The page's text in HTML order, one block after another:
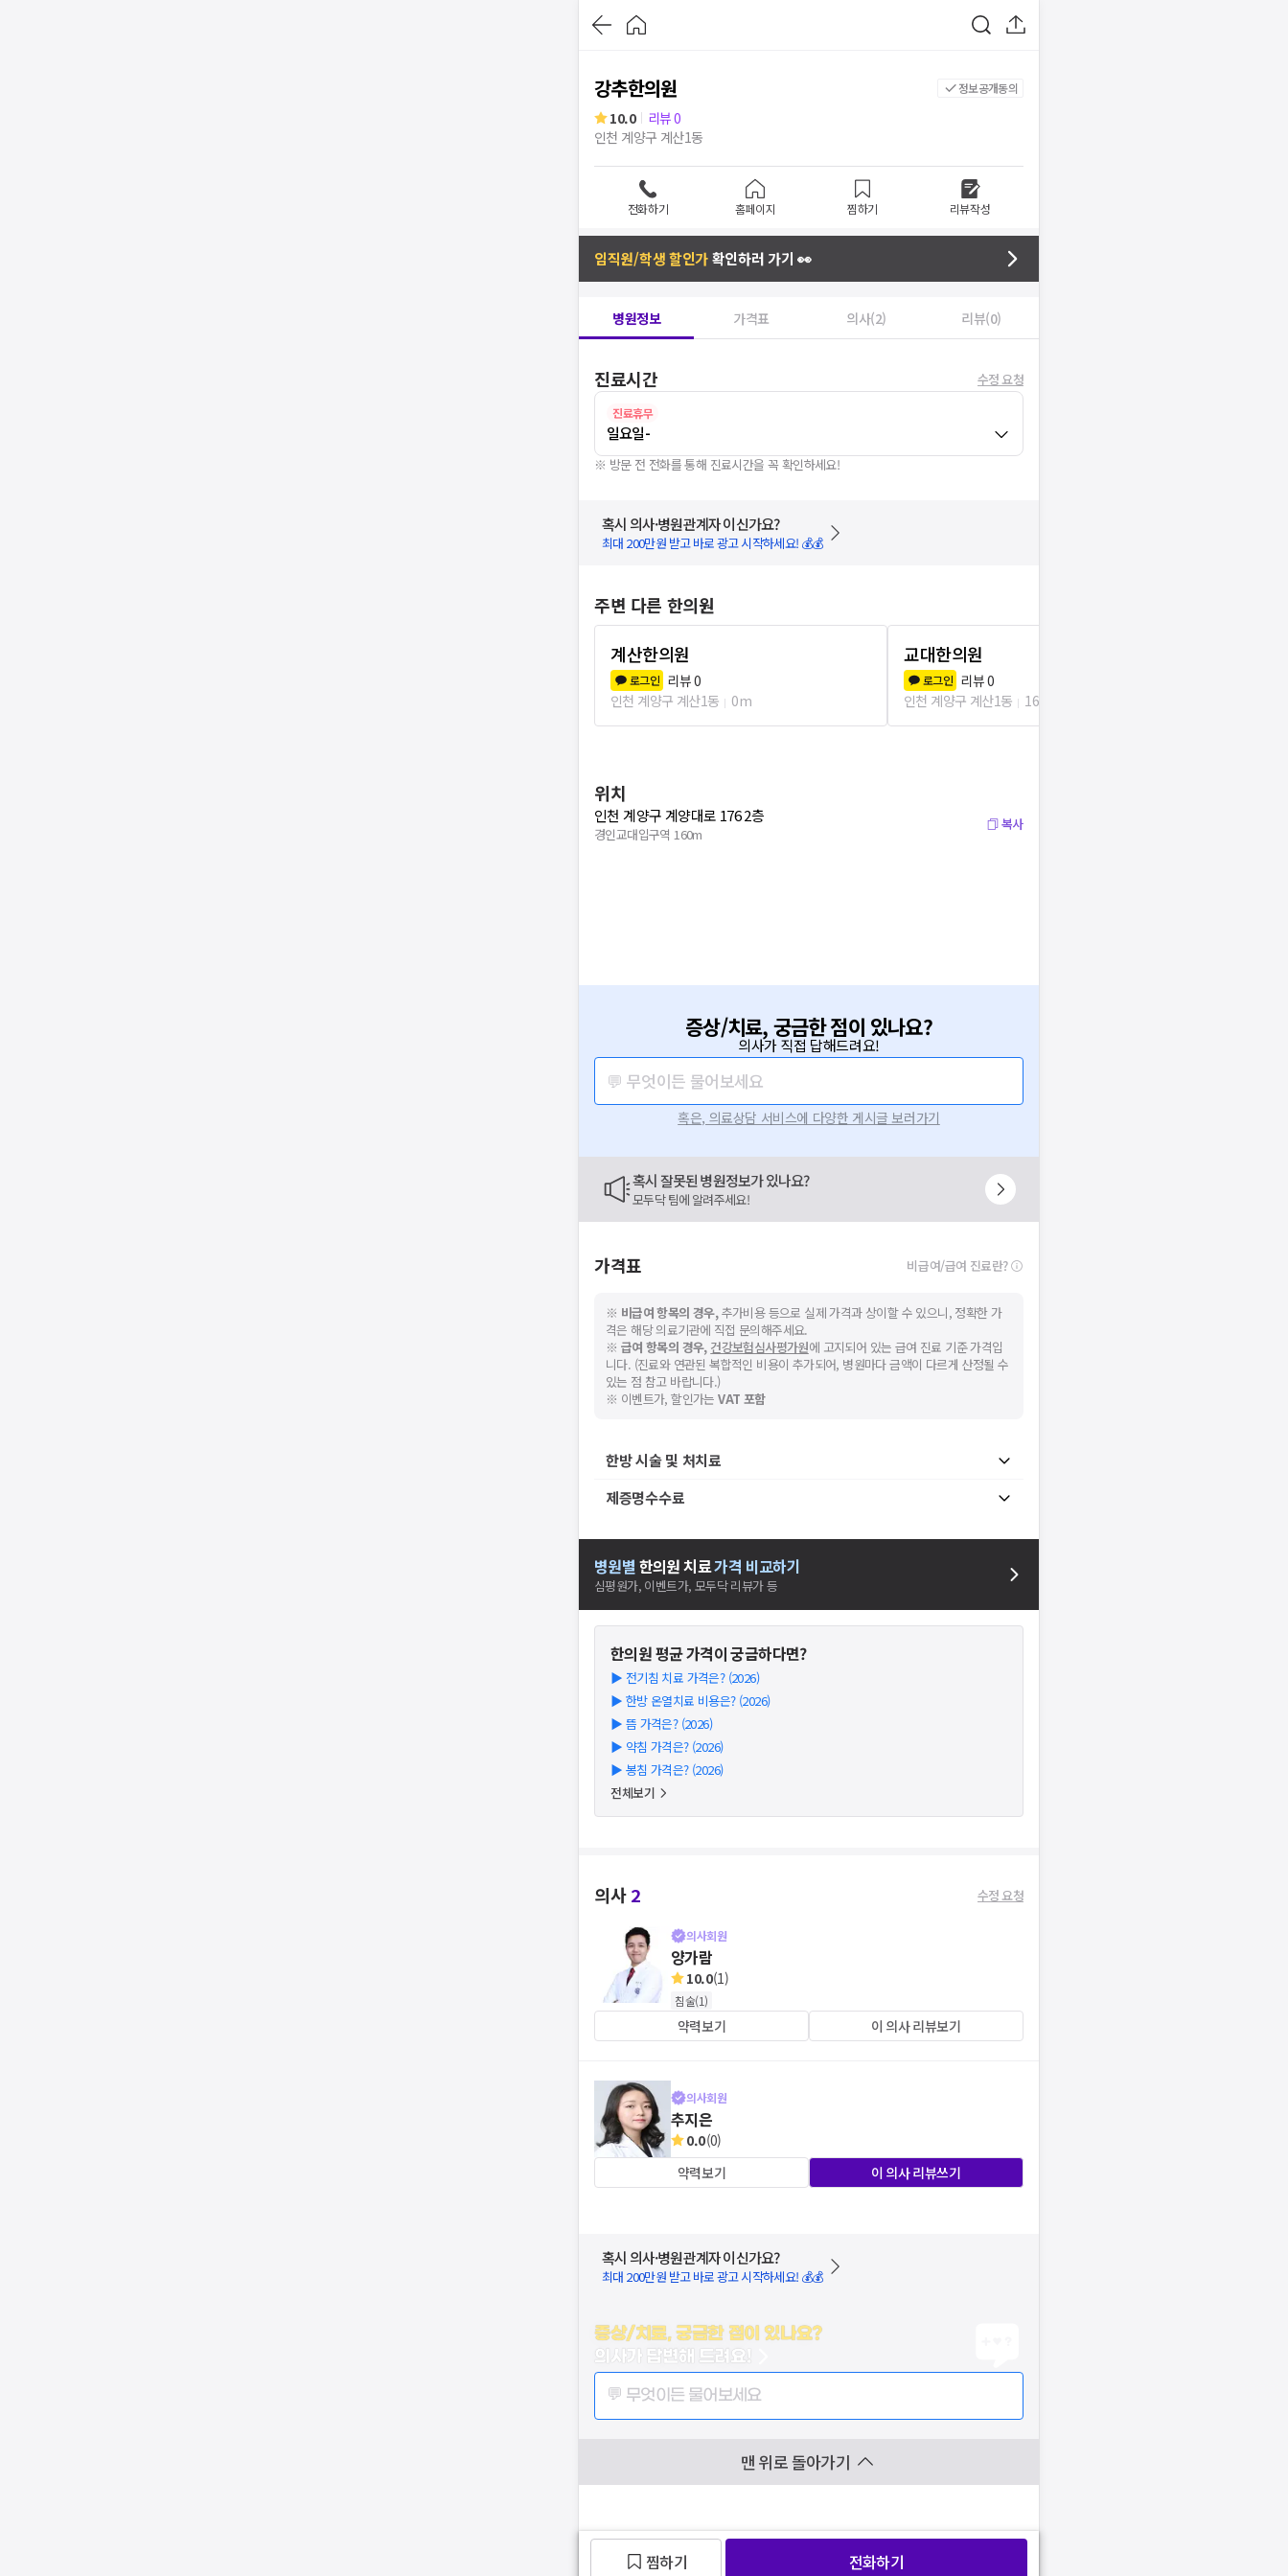
강추한의원 정보공개동의
10.0 리뷰0
인천 계양구 계산1동
전화하기 홈페이지 찜하기 리뷰작성
임직원/학생 할인가확인하러 가기 👀
병원정보 가격표 의사(2) 리뷰(0)
진료시간 수정 요청
진료휴무
일요일-
※ 방문 전 전화를 통해 진료시간을 꼭 확인하세요!
혹시 의사·병원관계자 이신가요?
최대 200만원 받고 바로 광고 시작하세요! 💰💰
주변 다른 한의원
계산한의원
로그인 리뷰0
인천 계양구 계산1동
0m
교대한의원
로그인 리뷰0
인천 계양구 계산1동
166m
위치
인천 계양구 계양대로 176 2층
경인교대입구역 160m
복사
증상/치료, 궁금한 점이 있나요?
의사가 직접 답해드려요!
💬 무엇이든 물어보세요
혹은, 의료상담 서비스에 다양한 게시글 보러가기
혹시 잘못된 병원정보가 있나요?
모두닥 팀에 알려주세요!
가격표 비급여/급여 진료란?
※ 비급여 항목의 경우,추가비용 등으로 실제 가격과 상이할 수 있으니, 정확한 가
격은 해당 의료기관에 직접 문의해주세요.
※ 급여 항목의 경우, 건강보험심사평가원에 고지되어 있는 급여 진료 기준 가격입
니다. (진료와 연관된 복합적인 비용이 추가되어, 병원마다 금액이 다르게 산정될 수
있는 점 참고 바랍니다.)
※ 이벤트가, 할인가는VAT 포함
한방 시술 및 처치료
제증명수수료
병원별 한의원치료가격 비교하기
심평원가, 이벤트가, 모두닥 리뷰가 등
한의원평균 가격이 궁금하다면?
▶ 전기침 치료 가격은? (2026)
▶ 한방 온열치료 비용은? (2026)
▶ 뜸 가격은? (2026)
▶ 약침 가격은? (2026)
▶ 봉침 가격은? (2026)
전체보기
의사2 수정 요청
의사회원
양가람
10.0(1)
침술(1)
약력보기 이 의사 리뷰보기
의사회원
추지은
0.0(0)
약력보기
이 의사 리뷰쓰기
혹시 의사·병원관계자 이신가요?
최대 200만원 받고 바로 광고 시작하세요! 💰💰
증상/치료, 궁금한 점이 있나요?
의사가 답변해 드려요!
💬 무엇이든 물어보세요
맨 위로 돌아가기
찜하기 전화하기